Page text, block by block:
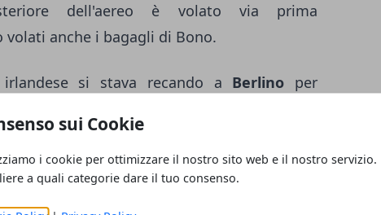
sui Cookie
i cookie per ottimizzare il nostro sito web e il nostro servizio.
a quali categorie dare il tuo consenso.
dell'aereo è volato via prima
anche i bagagli di Bono.
si stava recando a Berlino per
La perdita del flap è avvenuta
di Schoenefeld, a Berlino. Bono è
ma sconvolto. Ecco le prime parole che